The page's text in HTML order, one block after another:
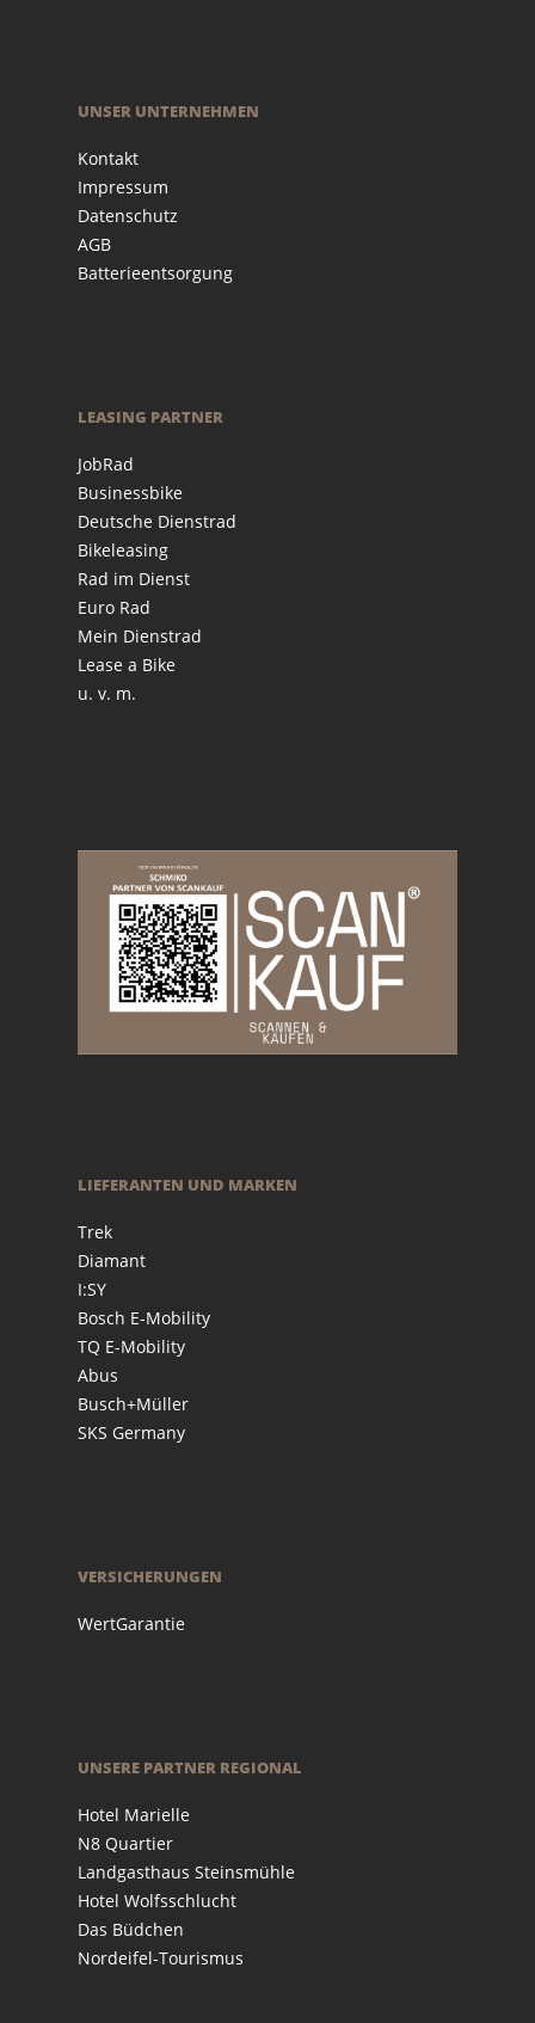
UNSER UNTERNEHMEN
Kontakt
Impressum
Datenschutz
AGB
Batterieentsorgung
LEASING PARTNER
JobRad
Businessbike
Deutsche Dienstrad
Bikeleasing
Rad im Dienst
Euro Rad
Mein Dienstrad
Lease a Bike
u. v. m.
LIEFERANTEN UND MARKEN
Trek
Diamant
I:SY
Bosch E-Mobility
TQ E-Mobility
Abus
Busch+Müller
SKS Germany
VERSICHERUNGEN
WertGarantie
UNSERE PARTNER REGIONAL
Hotel Marielle
N8 Quartier
Landgasthaus Steinsmühle
Hotel Wolfsschlucht
Das Büdchen
Nordeifel-Tourismus